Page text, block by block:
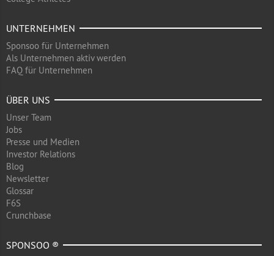
UNTERNEHMEN
Sponsoo für Unternehmen
Als Unternehmen aktiv werden
FAQ für Unternehmen
ÜBER UNS
Unser Team
Jobs
Presse und Medien
Investor Relations
Blog
Newsletter
Glossar
F6S
Crunchbase
SPONSOO ®